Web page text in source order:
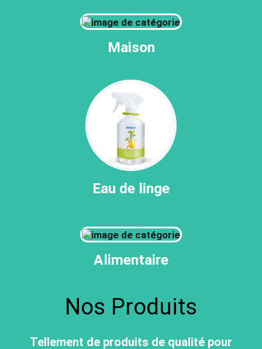
Maison
Eau de linge
Alimentaire
Nos Produits
Tellement de produits de qualité pour